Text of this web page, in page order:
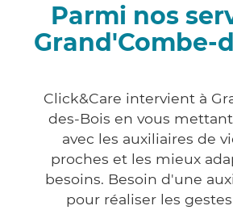
Parmi nos
Grand'Combe-
Click&Care intervient à
des-Bois en vous
avec les auxiliaires de
proches et les mieux
besoins. Besoin d'une
pour réaliser les